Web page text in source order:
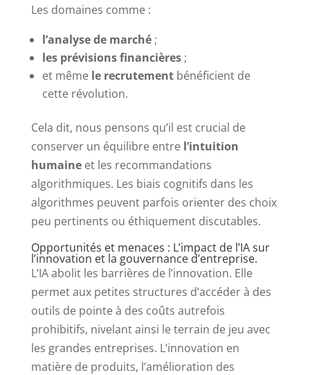
Les domaines comme :
l’analyse de marché;
les prévisions financières;
et même le recrutementbénéficient de
cette révolution.
Cela dit, nous pensons qu’il est crucial de
conserver un équilibre entre l’intuition
humaineet les recommandations
algorithmiques. Les biais cognitifs dans les
algorithmes peuvent parfois orienter des choix
peu pertinents ou éthiquement discutables.
Opportunités et menaces : L’impact de l’IA sur
l’innovation et la gouvernance d’entreprise.
L’IA abolit les barrières de l’innovation. Elle
permet aux petites structures d’accéder à des
outils de pointe à des coûts autrefois
prohibitifs, nivelant ainsi le terrain de jeu avec
les grandes entreprises. L’innovation en
matière de produits, l’amélioration des